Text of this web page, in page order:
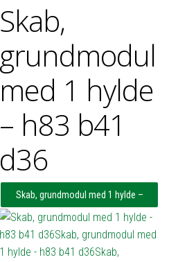
Skab,
grundmodul
med 1 hylde
– h83 b41
d36
Skab, grundmodul med 1 hylde –
h83 b41 d36